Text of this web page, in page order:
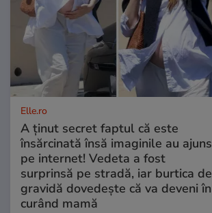
Elle.ro
A ținut secret faptul că este
însărcinată însă imaginile au ajuns
pe internet! Vedeta a fost
surprinsă pe stradă, iar burtica de
gravidă dovedește că va deveni în
curând mamă